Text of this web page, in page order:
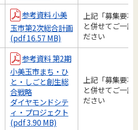
参考資料 小美
玉市第2次総合計画
(pdf 16.57 MB)
上記「募集要項
と併せてご一読
ださい
参考資料 第2期
小美玉市まち・ひ
と・しごと創生総
合戦略
ダイヤモンドシテ
ィ・プロジェクト
(pdf 3.90 MB)
上記「募集要項
と併せてご一読
ださい